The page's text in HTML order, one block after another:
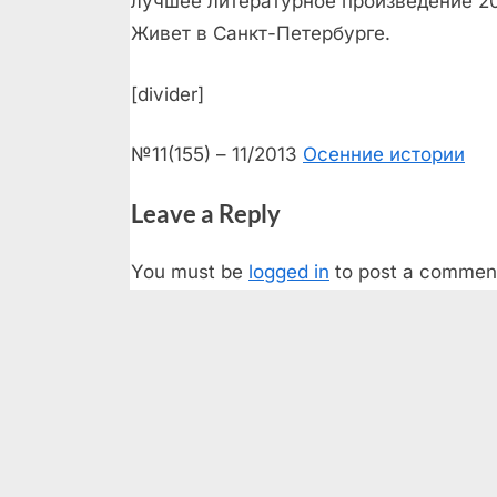
Живет в Санкт-Петербургe.
[divider]
№11(155) – 11/2013 Осенние истории
Leave a Reply
You must be logged in to post a